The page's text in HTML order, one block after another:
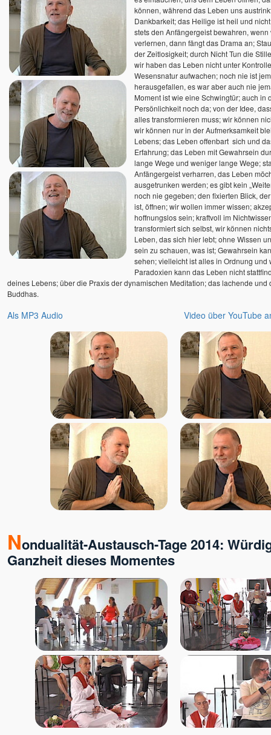
können, während das Leben uns
Dankbarkeit; das Heilige ist heil und
stets den Anfängergeist bewahren,
verlernen, dann fängt das Drama an;
der Zeitlosigkeit; durch Nicht Tun die
wir haben das Leben nicht unter
Wesensnatur aufwachen; noch nie ist
herausgefallen, es war aber auch nie
Moment ist wie eine Schwingtür; auch in
Persönlichkeit noch da; von der Idee,
alles transformieren muss; wir können
wir können nur in der Aufmerksamkeit
Lebens; das Leben offenbart sich und
Erfahrung; das Leben mit Gewahrsein
lange Wege und weniger lange Wege;
Anfängergeist verharren, das Leben
ausgetrunken werden; es gibt kein
noch nie gegeben; den fixierten Blick,
ist, öffnen; wir wollen immer wissen;
hoffnungslos sein; kraftvoll im
transformiert sich selbst, wir können
Leben, das sich hier lebt; ohne Wissen
sein zu schauen, was ist; Gewahrsein
sehen; vielleicht ist alles in Ordnung und
Paradoxien kann das Leben nicht
deines Lebens; über die Praxis der dynamischen Meditation; das lachende
Buddhas.
Als MP3 Audio Video über YouTube
Nondualität-Austausch-Tage 2014:
Ganzheit dieses Momentes